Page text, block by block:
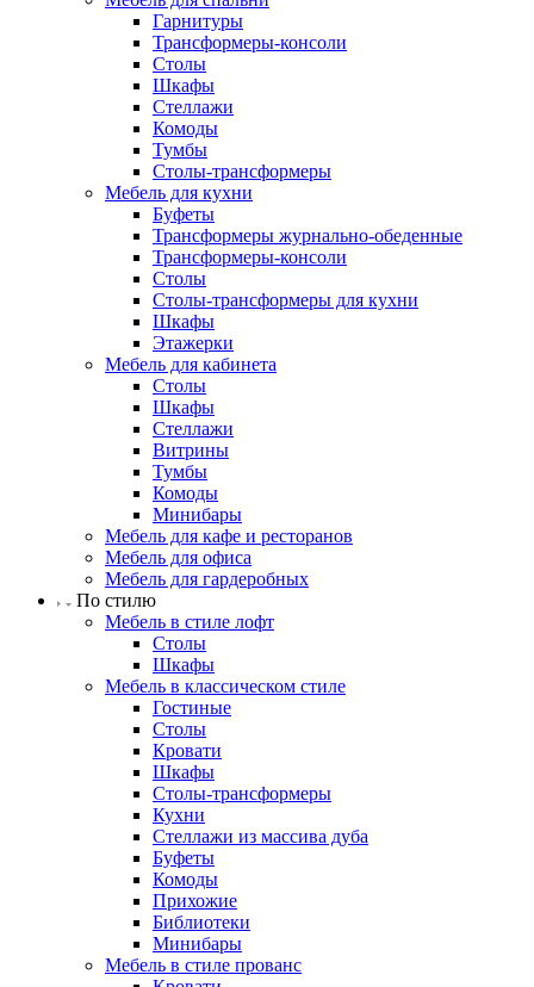
Гарнитуры
Трансформеры-консоли
Столы
Шкафы
Стеллажи
Комоды
Тумбы
Столы-трансформеры
Мебель для кухни
Буфеты
Трансформеры журнально-обеденные
Трансформеры-консоли
Столы
Столы-трансформеры для кухни
Шкафы
Этажерки
Мебель для кабинета
Столы
Шкафы
Стеллажи
Витрины
Тумбы
Комоды
Минибары
Мебель для кафе и ресторанов
Мебель для офиса
Мебель для гардеробных
По стилю
Мебель в стиле лофт
Столы
Шкафы
Мебель в классическом стиле
Гостиные
Столы
Кровати
Шкафы
Столы-трансформеры
Кухни
Стеллажи из массива дуба
Буфеты
Комоды
Прихожие
Библиотеки
Минибары
Мебель в стиле прованс